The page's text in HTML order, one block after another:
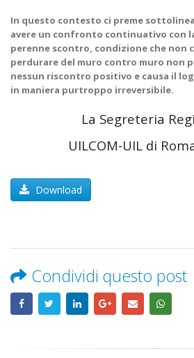
In questo contesto ci preme
avere un confronto continuativo con
perenne scontro, condizione che non
perdurare del muro contro muro non
nessun riscontro positivo e causa il
in maniera purtroppo irreversibile.
La Segreteria
UILCOM-UIL di
Download
Condividi questo post